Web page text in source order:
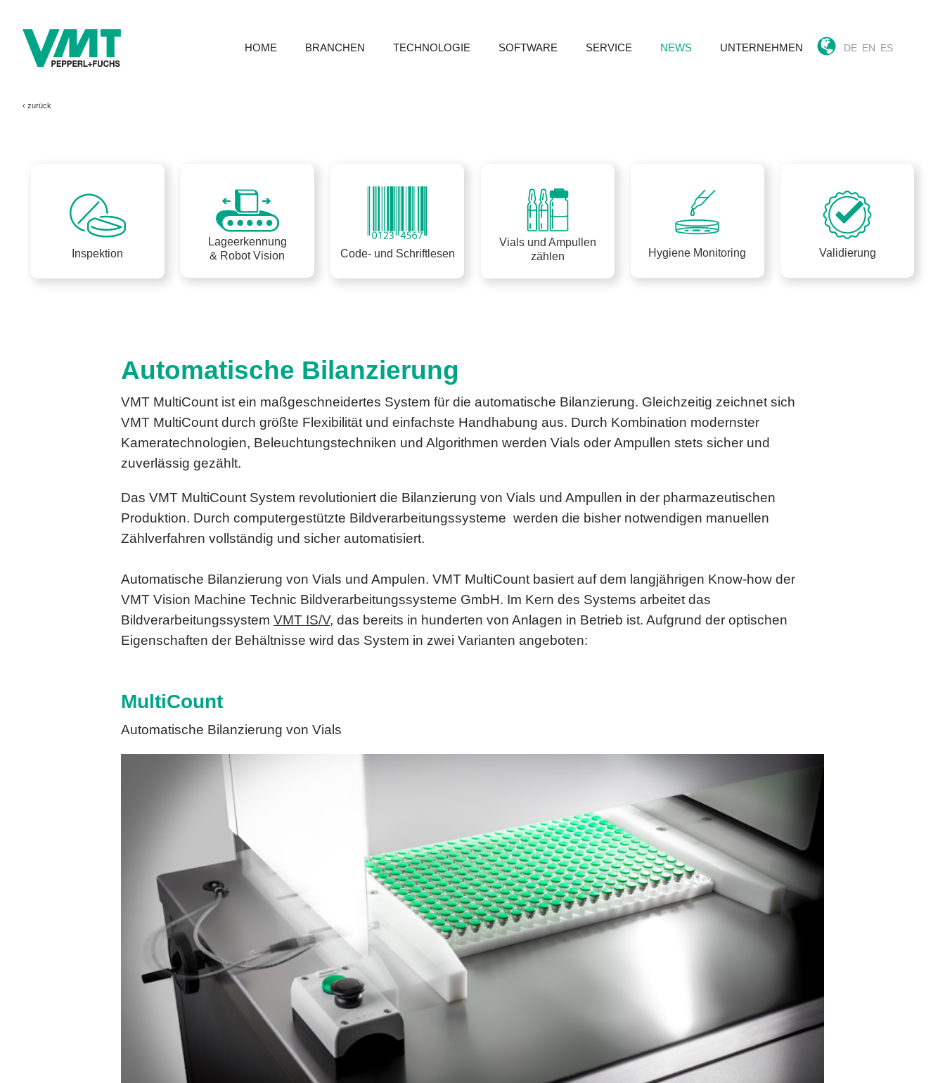
HOME BRANCHEN TECHNOLOGIE SOFTWARE SERVICE NEWS UNTERNEHMEN DE EN ES
‹ zurück
Inspektion
Lageerkennung
& Robot Vision
Code- und Schriftlesen
Vials und Ampullen
zählen
Hygiene Monitoring Validierung
Automatische Bilanzierung
VMT MultiCount ist ein maßgeschneidertes System für die automatische Bilanzierung. Gleichzeitig zeichnet sich
VMT MultiCount durch größte Flexibilität und einfachste Handhabung aus. Durch Kombination modernster
Kameratechnologien, Beleuchtungstechniken und Algorithmen werden Vials oder Ampullen stets sicher und
zuverlässig gezählt.
Das VMT MultiCount System revolutioniert die Bilanzierung von Vials und Ampullen in der pharmazeutischen
Produktion. Durch computergestützte Bildverarbeitungssysteme werden die bisher notwendigen manuellen
Zählverfahren vollständig und sicher automatisiert.
Automatische Bilanzierung von Vials und Ampulen. VMT MultiCount basiert auf dem langjährigen Know-how der
VMT Vision Machine Technic Bildverarbeitungssysteme GmbH. Im Kern des Systems arbeitet das
Bildverarbeitungssystem VMT IS/V, das bereits in hunderten von Anlagen in Betrieb ist. Aufgrund der optischen
Eigenschaften der Behältnisse wird das System in zwei Varianten angeboten:
MultiCount
Automatische Bilanzierung von Vials